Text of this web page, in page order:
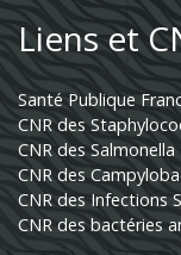
Liens et
Santé Publique
CNR des
CNR des Salmonella
CNR des
CNR des Infections
CNR des bactéries